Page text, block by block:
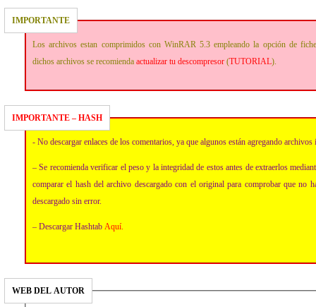
IMPORTANTE
Los archivos estan comprimidos con WinRAR 5.3 empleando la opción de
dichos archivos se recomienda actualizar tu descompresor (TUTORIAL).
IMPORTANTE – HASH
- No descargar enlaces de los comentarios, ya que algunos están agregando
– Se recomienda verificar el peso y la integridad de estos antes de extraerlos
comparar el hash del archivo descargado con el original para comprobar que no
descargado sin error.
– Descargar Hashtab Aquí
WEB DEL AUTOR